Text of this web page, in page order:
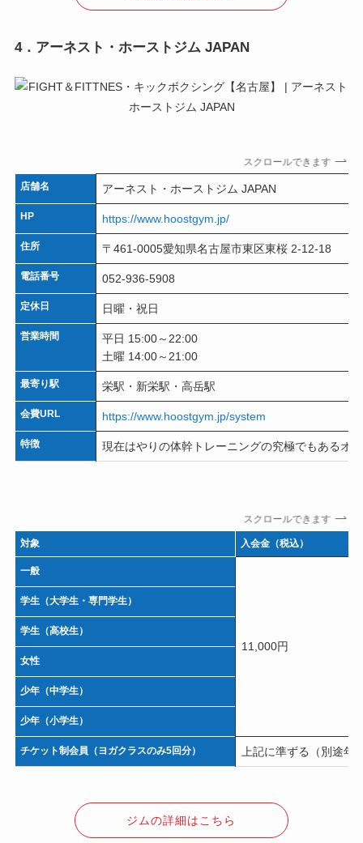
4．アーネスト・ホーストジム JAPAN
スクロールできます
店舗名 アーネスト・ホーストジム JAPAN
HP https://www.hoostgym.jp/
住所 〒461-0005愛知県名古屋市東区東桜 2-12-18
電話番号 052-936-5908
定休日 日曜・祝日
営業時間
平日 15:00～22:00
土曜 14:00～21:00
最寄り駅 栄駅・新栄駅・高岳駅
会費URL https://www.hoostgym.jp/system
特徴 現在はやりの体幹トレーニングの究極でもあるオ
スクロールできます
対象 入会金（税込）
一般
11,000円
学生（大学生・専門学生）
学生（高校生）
女性
少年（中学生）
少年（小学生）
チケット制会員（ヨガクラスのみ5回分） 上記に準ずる（別途
ジムの詳細はこちら